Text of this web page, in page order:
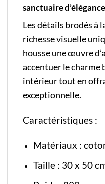
sanctuaire
Les détails brodés à
richesse visuelle
housse une œuvre
accentuer le charme
intérieur tout en
exceptionnelle.
Caractéristiques :
Matériaux :
Taille : 30 x 50